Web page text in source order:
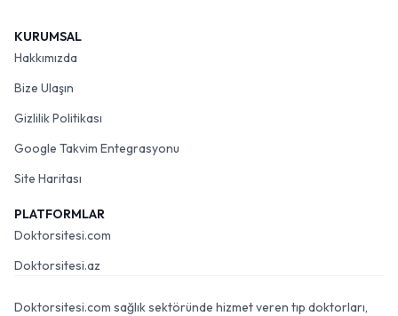
KURUMSAL
Hakkımızda
Bize Ulaşın
Gizlilik Politikası
Google Takvim Entegrasyonu
Site Haritası
PLATFORMLAR
Doktorsitesi.com
Doktorsitesi.az
Doktorsitesi.com sağlık sektöründe hizmet veren tıp doktorları,